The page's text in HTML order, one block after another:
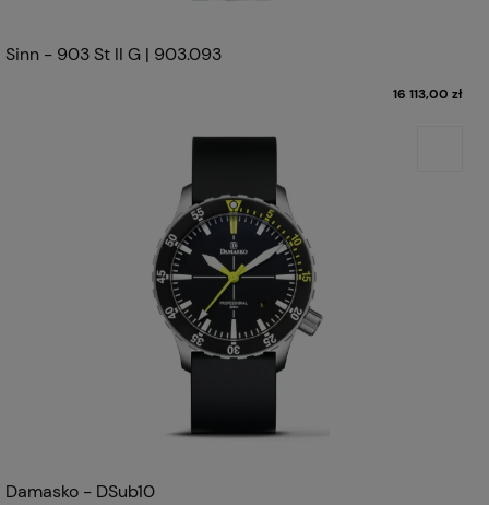
Sinn - 903 St II G | 903.093
16 113,00 zł
Damasko - DSub10